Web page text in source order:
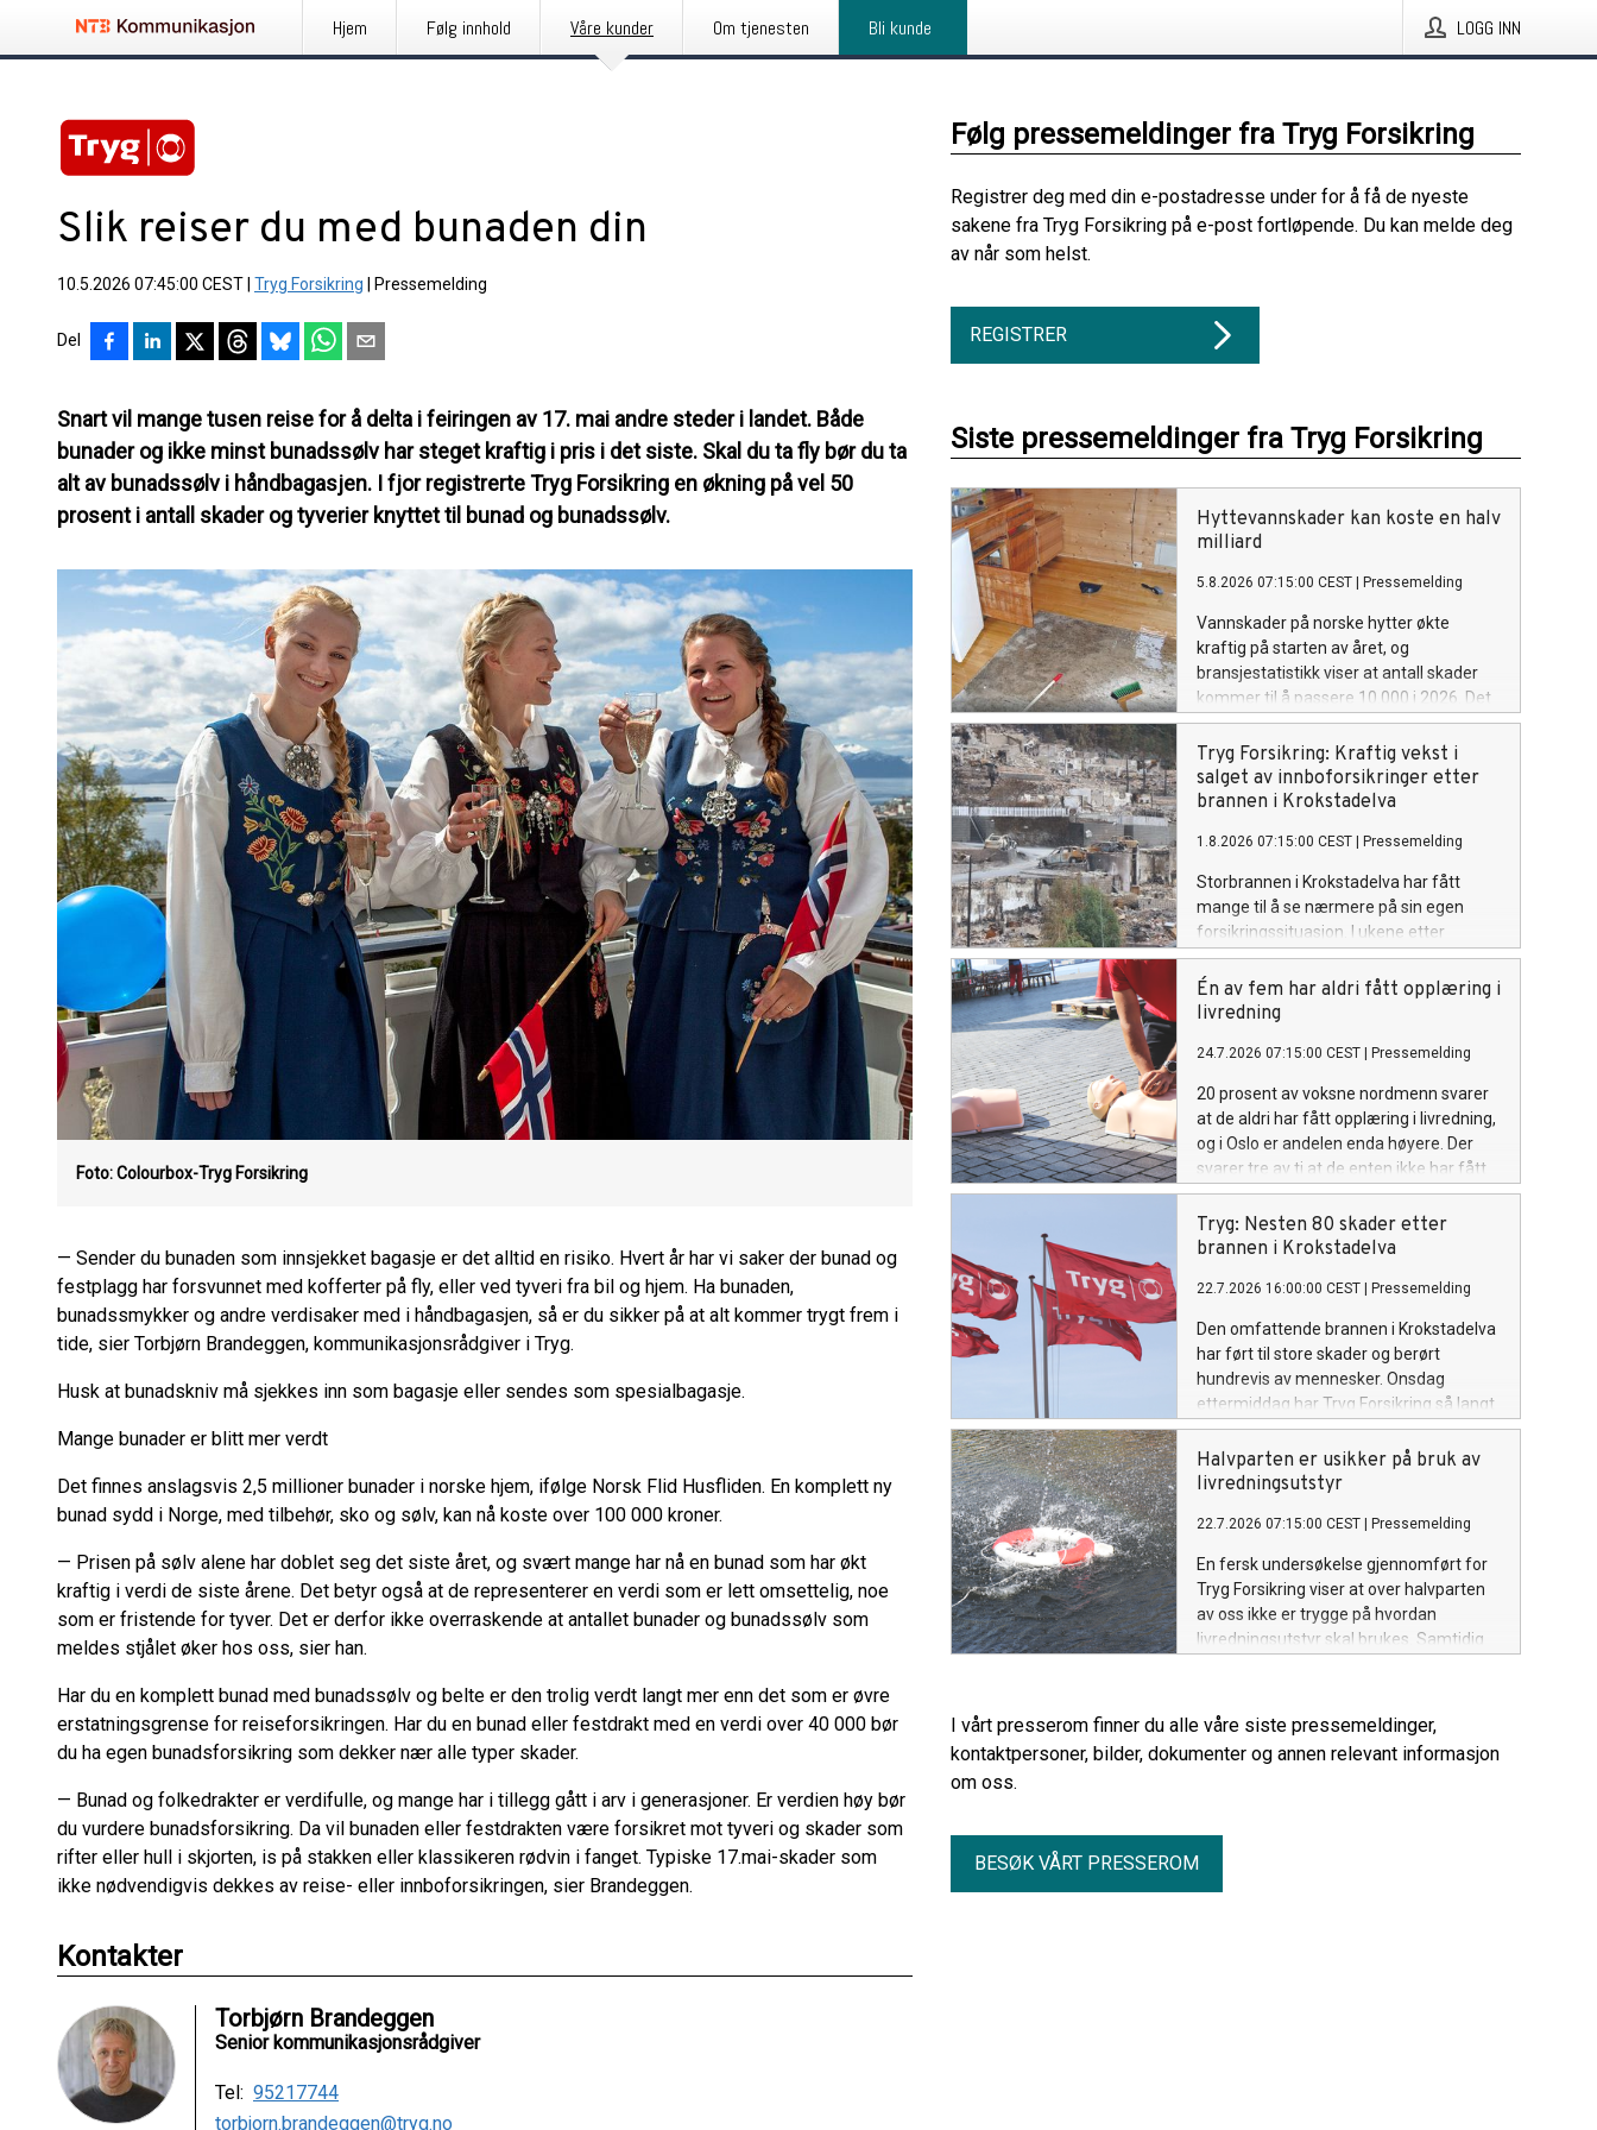
Hjem Følg innhold Våre kunder Om tjenesten Bli kunde LOGG INN
Slik reiser du med bunaden din
10.5.2026 07:45:00 CEST Tryg Forsikring Pressemelding
Del
Snart vil mange tusen reise for å delta i feiringen av 17. mai andre steder i landet. Både
bunader og ikke minst bunadssølv har steget kraftig i pris i det siste. Skal du ta fly bør du ta
alt av bunadssølv i håndbagasjen. I fjor registrerte Tryg Forsikring en økning på vel 50
prosent i antall skader og tyverier knyttet til bunad og bunadssølv.
Foto: Colourbox-Tryg Forsikring
— Sender du bunaden som innsjekket bagasje er det alltid en risiko. Hvert år har vi saker der bunad og
festplagg har forsvunnet med kofferter på fly, eller ved tyveri fra bil og hjem. Ha bunaden,
bunadssmykker og andre verdisaker med i håndbagasjen, så er du sikker på at alt kommer trygt frem i
tide, sier Torbjørn Brandeggen, kommunikasjonsrådgiver i Tryg.
Husk at bunadskniv må sjekkes inn som bagasje eller sendes som spesialbagasje.
Mange bunader er blitt mer verdt
Det finnes anslagsvis 2,5 millioner bunader i norske hjem, ifølge Norsk Flid Husfliden. En komplett ny
bunad sydd i Norge, med tilbehør, sko og sølv, kan nå koste over 100 000 kroner.
— Prisen på sølv alene har doblet seg det siste året, og svært mange har nå en bunad som har økt
kraftig i verdi de siste årene. Det betyr også at de representerer en verdi som er lett omsettelig, noe
som er fristende for tyver. Det er derfor ikke overraskende at antallet bunader og bunadssølv som
meldes stjålet øker hos oss, sier han.
Har du en komplett bunad med bunadssølv og belte er den trolig verdt langt mer enn det som er øvre
erstatningsgrense for reiseforsikringen. Har du en bunad eller festdrakt med en verdi over 40 000 bør
du ha egen bunadsforsikring som dekker nær alle typer skader.
— Bunad og folkedrakter er verdifulle, og mange har i tillegg gått i arv i generasjoner. Er verdien høy bør
du vurdere bunadsforsikring. Da vil bunaden eller festdrakten være forsikret mot tyveri og skader som
rifter eller hull i skjorten, is på stakken eller klassikeren rødvin i fanget. Typiske 17.mai-skader som
ikke nødvendigvis dekkes av reise- eller innboforsikringen, sier Brandeggen.
Kontakter
Torbjørn Brandeggen
Senior kommunikasjonsrådgiver
Tel: 95217744
torbjorn.brandeggen@tryg.no
Følg pressemeldinger fra Tryg Forsikring
Registrer deg med din e-postadresse under for å få de nyeste
sakene fra Tryg Forsikring på e-post fortløpende. Du kan melde deg
av når som helst.
REGISTRER
Siste pressemeldinger fra Tryg Forsikring
Hyttevannskader kan koste en halv
milliard
5.8.2026 07:15:00 CEST Pressemelding
Vannskader på norske hytter økte
kraftig på starten av året, og
bransjestatistikk viser at antall skader
kommer til å passere 10.000 i 2026. Det
er en økning på over 50 prosent. –
Mange av skadene har ikke blitt
oppdaget før i sommer, og ble langt
større enn de hadde trengt å være, sier
Tryg Forsikring.
Tryg Forsikring: Kraftig vekst i
salget av innboforsikringer etter
brannen i Krokstadelva
1.8.2026 07:15:00 CEST Pressemelding
Storbrannen i Krokstadelva har fått
mange til å se nærmere på sin egen
forsikringssituasjon. I ukene etter
brannen har Tryg registrert en kraftig
økning i salg av innboforsikringer.
Samtidig har mange kunder valgt å øke
allerede har.
Én av fem har aldri fått opplæring i
livredning
24.7.2026 07:15:00 CEST Pressemelding
20 prosent av voksne nordmenn svarer
at de aldri har fått opplæring i livredning,
og i Oslo er andelen enda høyere. Der
svarer tre av ti at de enten ikke har fått
slik opplæring, eller ikke vet om de har
fått det, viser en fersk undersøkelse
gjennomført for Tryg Forsikring.
Tryg: Nesten 80 skader etter
brannen i Krokstadelva
22.7.2026 16:00:00 CEST Pressemelding
Den omfattende brannen i Krokstadelva
har ført til store skader og berørt
hundrevis av mennesker. Onsdag
ettermiddag har Tryg Forsikring så langt
mottatt 78 skademeldinger knyttet til
brannen.
Halvparten er usikker på bruk av
livredningsutstyr
22.7.2026 07:15:00 CEST Pressemelding
En fersk undersøkelse gjennomført for
Tryg Forsikring viser at over halvparten
av oss ikke er trygge på hvordan
livredningsutstyr skal brukes. Samtidig
I vårt presserom finner du alle våre siste pressemeldinger,
kontaktpersoner, bilder, dokumenter og annen relevant informasjon
om oss.
BESØK VÅRT PRESSEROM